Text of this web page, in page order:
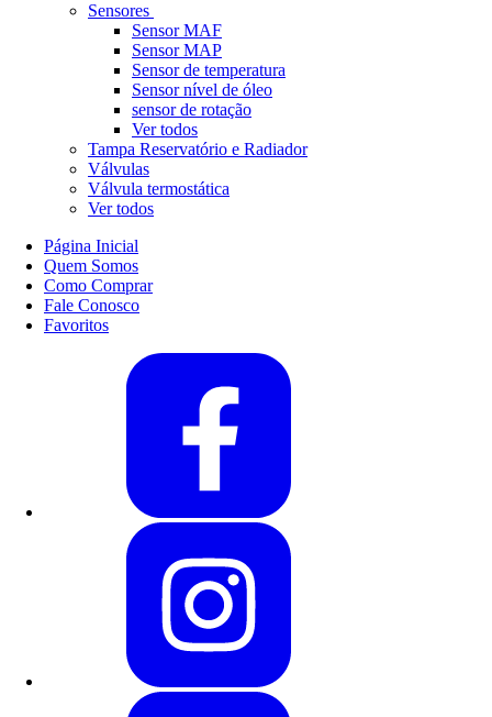
Sensores
Sensor MAF
Sensor MAP
Sensor de temperatura
Sensor nível de óleo
sensor de rotação
Ver todos
Tampa Reservatório e Radiador
Válvulas
Válvula termostática
Ver todos
Página Inicial
Quem Somos
Como Comprar
Fale Conosco
Favoritos